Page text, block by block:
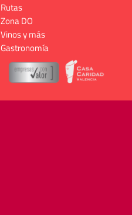
Rutas
Zona DO
Vinos y más
Gastronomía